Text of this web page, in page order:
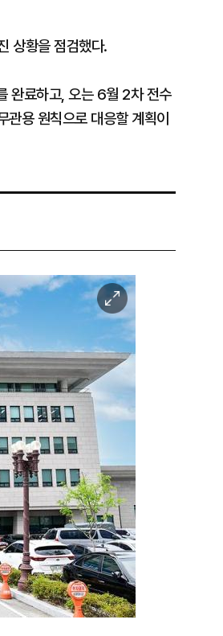
상황을 점검했다.
완료하고, 오는 6월 2차 전수
용 원칙으로 대응할 계획이
이
미
지
확
대